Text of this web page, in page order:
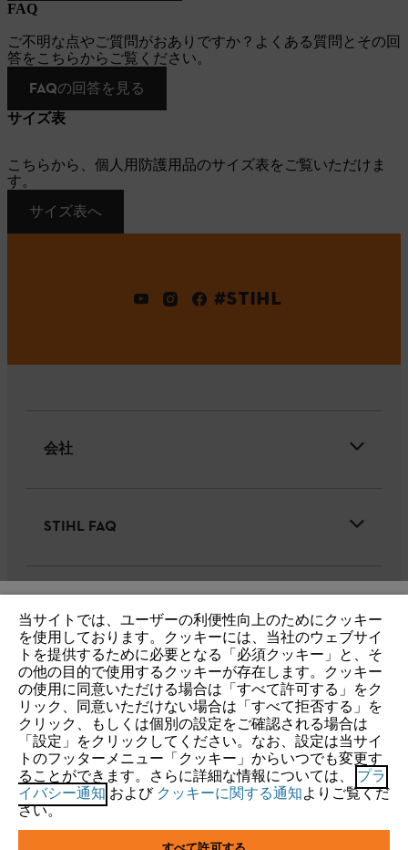
FAQ
ご不明な点やご質問がおありですか？よくある質問とその回
答をこちらからご覧ください。
FAQの回答を見る
サイズ表
こちらから、個人用防護用品のサイズ表をご覧いただけま
す。
サイズ表へ
#STIHL
会社
STIHL FAQ
個人情報保護・サイトの利用 クッキー
製品保証(一般向け)
製品保証(リース・レンタル業者様向け)
IHR BROWSER WIRD NICHT
UNTERSTÜTZT
Sie nutzen einen Browser, den wir noch nicht unterstützen. Für
eine optimale Nutzung unserer Seite empfehlen wir Ihnen, zu
einem der folgenden Browser zu wechseln:
Firefox Chrome
当サイトでは、ユーザーの利便性向上のためにクッキー
を使用しております。クッキーには、当社のウェブサイ
トを提供するために必要となる「必須クッキー」と、そ
の他の目的で使用するクッキーが存在します。クッキー
の使用に同意いただける場合は「すべて許可する」をク
リック、同意いただけない場合は「すべて拒否する」を
クリック、もしくは個別の設定をご確認される場合は
「設定」をクリックしてください。なお、設定は当サイ
トのフッターメニュー「クッキー」からいつでも変更す
ることができます。さらに詳細な情報については、 プラ
イバシー通知 および クッキーに関する通知よりご覧くだ
さい。